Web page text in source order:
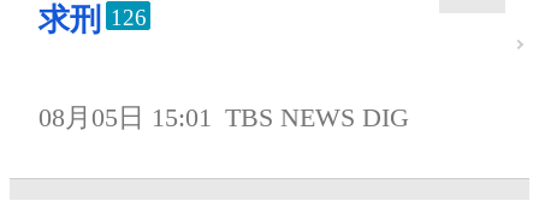
求刑
126
08月05日 15:01 TBS NEWS DIG